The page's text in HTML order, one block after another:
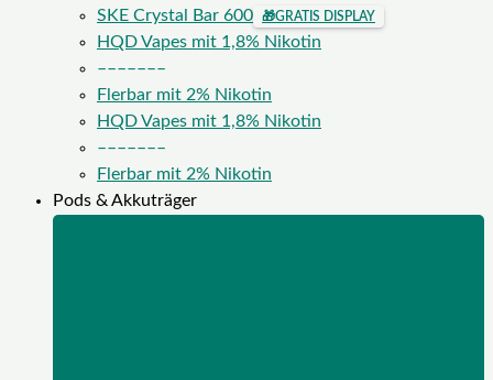
SKE Crystal Bar 600
🎁GRATIS DISPLAY
HQD Vapes mit 1,8% Nikotin
–––––––
Flerbar mit 2% Nikotin
HQD Vapes mit 1,8% Nikotin
–––––––
Flerbar mit 2% Nikotin
Pods & Akkuträger